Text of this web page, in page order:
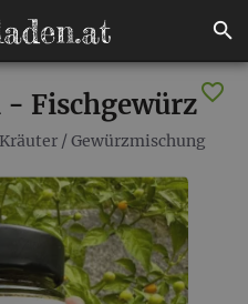
Fischgewürz
/ Gewürzmischung